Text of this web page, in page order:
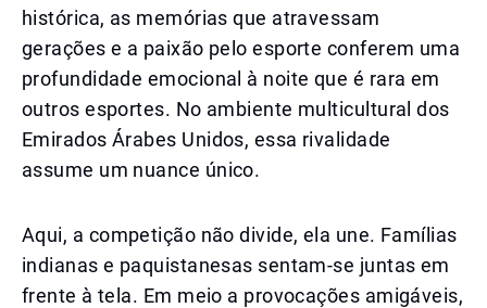
histórica, as memórias que atravessam
gerações e a paixão pelo esporte conferem uma
profundidade emocional à noite que é rara em
outros esportes. No ambiente multicultural dos
Emirados Árabes Unidos, essa rivalidade
assume um nuance único.
Aqui, a competição não divide, ela une. Famílias
indianas e paquistanesas sentam-se juntas em
frente à tela. Em meio a provocações amigáveis,